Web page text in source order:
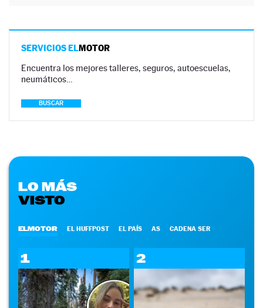
SERVICIOS ELMOTOR
Encuentra los mejores talleres, seguros, autoescuelas,
neumáticos…
BUSCAR
LO MÁS
VISTO
ELMOTOR EL HUFFPOST EL PAÍS AS CADENA SER
1 2